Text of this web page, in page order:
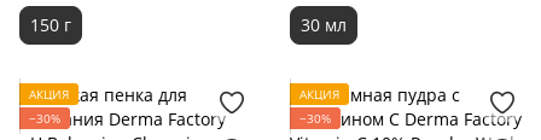
150 г 30 мл
АКЦИЯ
−30%
АКЦИЯ
−30%